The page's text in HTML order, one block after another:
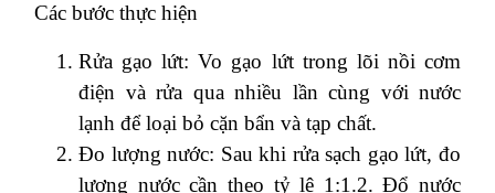
Các bước thực hiện
Rửa gạo lứt: Vo gạo lứt trong lõi nồi cơm
điện và rửa qua nhiều lần cùng với nước
lạnh để loại bỏ cặn bẩn và tạp chất.
Đo lượng nước: Sau khi rửa sạch gạo lứt, đo
lượng nước cần theo tỷ lệ 1:1.2. Đổ nước